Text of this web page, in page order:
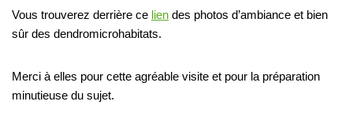
Vous trouverez derrière ce lien des photos d’ambiance et bien
sûr des dendromicrohabitats.
Merci à elles pour cette agréable visite et pour la préparation
minutieuse du sujet.